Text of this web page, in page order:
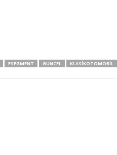
FSEGMENT GUNCEL KLASIKOTOMOBIL